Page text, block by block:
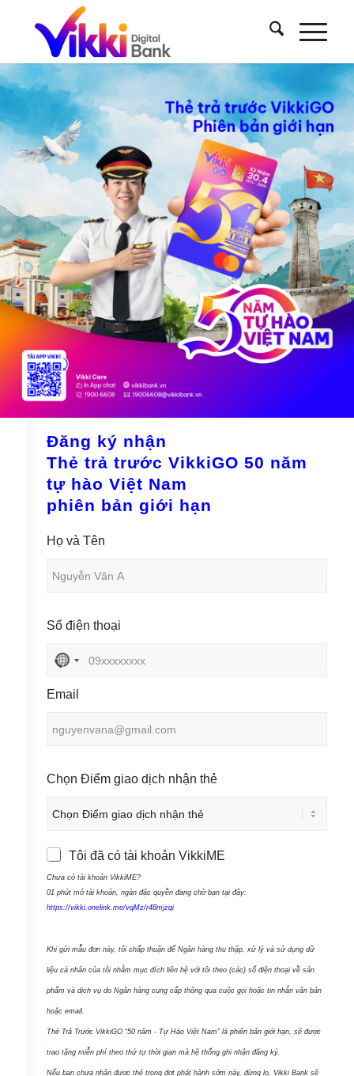
Đăng ký nhận
Thẻ trả trước VikkiGO 50 năm
tự hào Việt Nam
phiên bản giới hạn
Họ và Tên
Số điện thoại
N
o
n
y
s
l
e
d
Email
S
n
ê
n
E
a
i
l
Chọn Điểm giao dịch nhận thẻ
T
ô
i
ó
t
à
i
k
h
Tôi đã có tài khoản VikkiME
Chưa có tài khoản VikkiME?
01 phút mở tài khoản, ngàn đặc quyền đang chờ bạn tại đây:
https://vikki.onelink.me/vqMz/r48mjzqi
Khi gửi mẫu đơn này, tôi chấp thuận để Ngân hàng thu thập, xử lý và sử dụng dữ
liệu cá nhân của tôi nhằm mục đích liên hệ với tôi theo (các) số điện thoại về sản
phẩm và dịch vụ do Ngân hàng cung cấp thông qua cuộc gọi hoặc tin nhắn văn bản
hoặc email.
Thẻ Trả Trước VikkiGO “50 năm - Tự Hào Việt Nam” là phiên bản giới hạn, sẽ được
trao tặng miễn phí theo thứ tự thời gian mà hệ thống ghi nhận đăng ký.
Nếu bạn chưa nhận được thẻ trong đợt phát hành sớm này, đừng lo, Vikki Bank sẽ